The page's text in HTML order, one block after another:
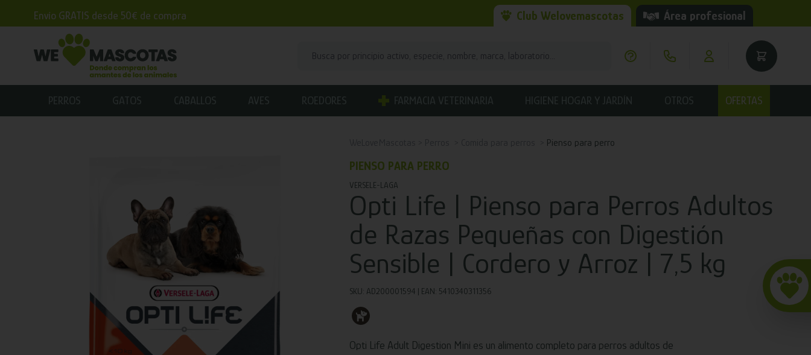
Envío GRATIS desde 50€ de compra Club Welovemascotas Área profesional
PERROS GATOS CABALLOS AVES ROEDORES FARMACIA VETERINARIA HIGIENE HOGAR Y JARDÍN OTROS OFERTAS
Pienso para perro
PIENSO PARA PERRO
VERSELE-LAGA
Opti Life | Pienso para Perros Adultos
de Razas Pequeñas con Digestión
Sensible | Cordero y Arroz | 7,5 kg
SKU: AD200001594 | EAN: 5410340311356
Opti Life Adult Digestion Mini es un alimento completo para perros adultos de